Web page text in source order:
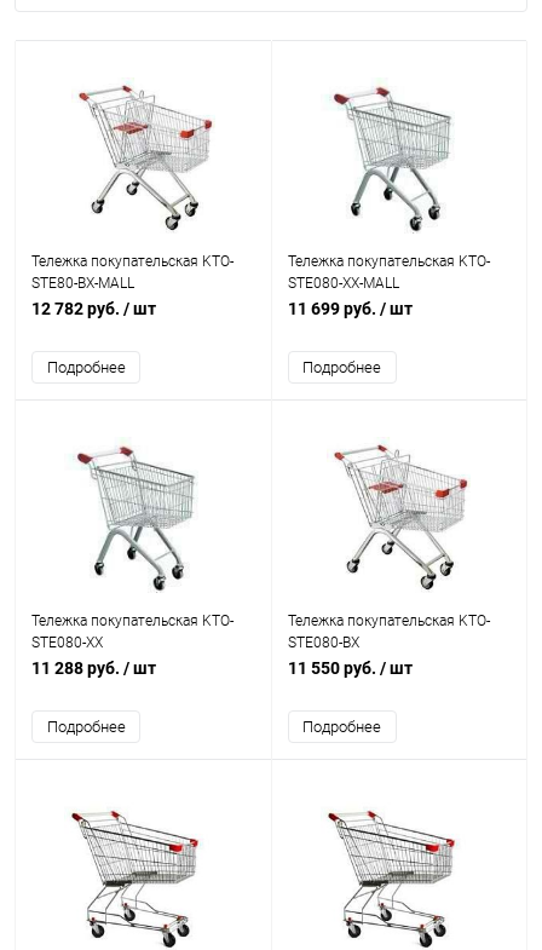
Тележка покупательская KTO-
STE80-BX-MALL
12 782 руб. / шт
Подробнее
Тележка покупательская KTO-
STE080-XX-MALL
11 699 руб. / шт
Подробнее
Тележка покупательская KTO-
STE080-XX
11 288 руб. / шт
Подробнее
Тележка покупательская KTO-
STE080-BX
11 550 руб. / шт
Подробнее